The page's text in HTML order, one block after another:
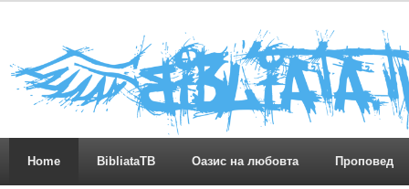
Home BibliataTB Оазис на любовта Проповед